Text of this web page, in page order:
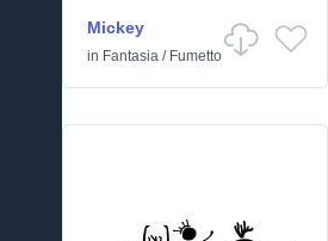
Mickey
in Fantasia / Fumetto